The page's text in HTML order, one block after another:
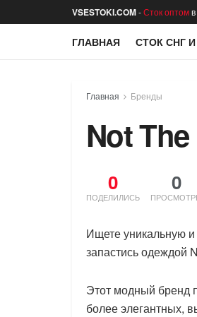
VSESTOKI.COM-Сток оптом
ГЛАВНАЯ СТОК СНГ
Главная Бренды
Not
0
ПОДЕЛИЛИСЬ
0
Ищете уникальную
запастись одеждой
Этот модный бренд
более элегантных,